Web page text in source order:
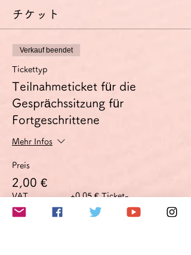
チケット
Verkauf beendet
Tickettyp
Teilnahmeticket für die
Gesprächssitzung für
Fortgeschrittene
Mehr Infos
Preis
2,00 €
VAT
inbegriffen
+0,05 € Ticket-
Servicegebühr